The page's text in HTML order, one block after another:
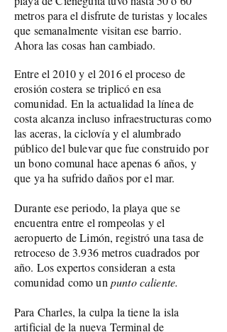
metros para el disfrute de turistas y locales
que semanalmente visitan ese barrio.
Ahora las cosas han cambiado.
Entre el 2010 y el 2016 el proceso de
erosión costera se triplicó en esa
comunidad. En la actualidad la línea de
costa alcanza incluso infraestructuras como
las aceras, la ciclovía y el alumbrado
público del bulevar que fue construido por
un bono comunal hace apenas 6 años, y
que ya ha sufrido daños por el mar.
Durante ese periodo, la playa que se
encuentra entre el rompeolas y el
aeropuerto de Limón, registró una tasa de
retroceso de 3.936 metros cuadrados por
año. Los expertos consideran a esta
comunidad como un punto caliente.
Para Charles, la culpa la tiene la isla
artificial de la nueva Terminal de